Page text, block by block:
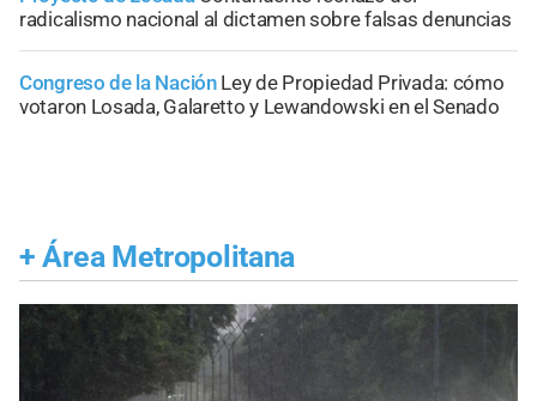
radicalismo nacional al dictamen sobre falsas denuncias
Congreso de la Nación Ley de Propiedad Privada: cómo
votaron Losada, Galaretto y Lewandowski en el Senado
+ Área Metropolitana